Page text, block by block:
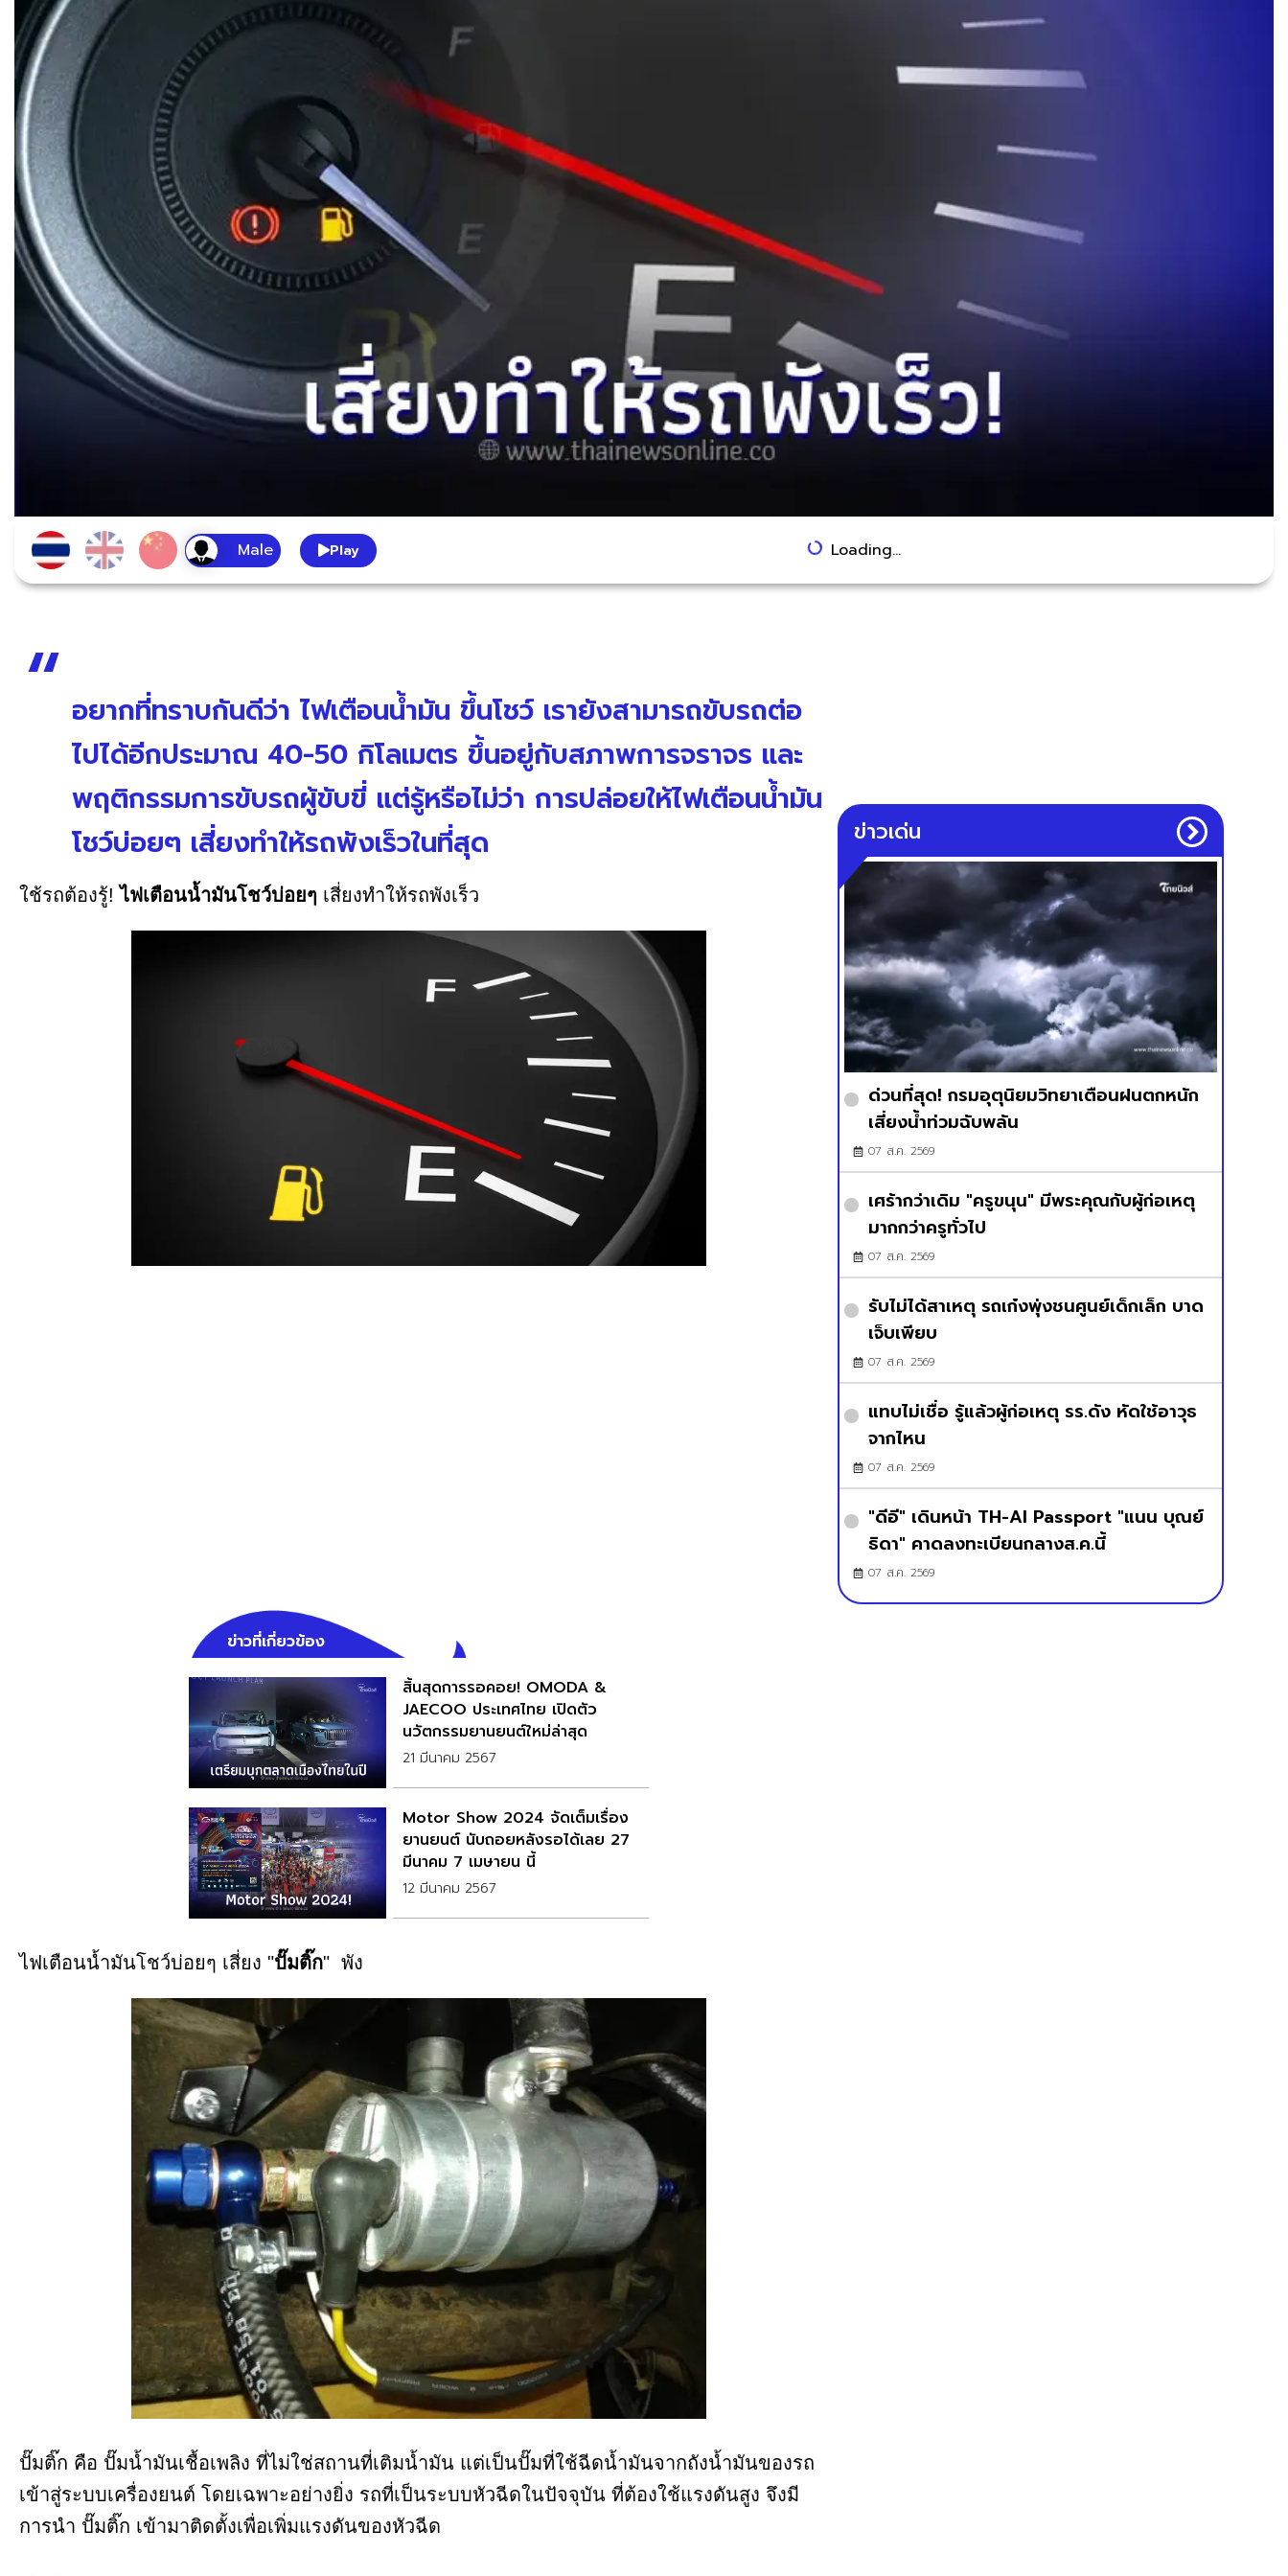
Play Loading...
อยากที่ทราบกันดีว่า ไฟเตือนน้ำมัน ขึ้นโชว์ เรายังสามารถขับรถต่อ
ไปได้อีกประมาณ 40-50 กิโลเมตร ขึ้นอยู่กับสภาพการจราจร และ
พฤติกรรมการขับรถผู้ขับขี่ แต่รู้หรือไม่ว่า การปล่อยให้ไฟเตือนน้ำมัน
โชว์บ่อยๆ เสี่ยงทำให้รถพังเร็วในที่สุด
ใช้รถต้องรู้!ไฟเตือนน้ำมันโชว์บ่อยๆ เสี่ยงทำให้รถพังเร็ว
ข่าวที่เกี่ยวข้อง
สิ้นสุดการรอคอย! OMODA &
JAECOO ประเทศไทย เปิดตัว
นวัตกรรมยานยนต์ใหม่ล่าสุด
21 มีนาคม 2567
Motor Show 2024 จัดเต็มเรื่อง
ยานยนต์ นับถอยหลังรอได้เลย 27
มีนาคม 7 เมษายน นี้
12 มีนาคม 2567
ไฟเตือนน้ำมันโชว์บ่อยๆ เสี่ยง "ปั๊มติ๊ก" พัง
ปั๊มติ๊ก คือ ปั๊มน้ำมันเชื้อเพลิง ที่ไม่ใช่สถานที่เติมน้ำมัน แต่เป็นปั๊มที่ใช้ฉีดน้ำมันจากถังน้ำมันของรถ
เข้าสู่ระบบเครื่องยนต์ โดยเฉพาะอย่างยิ่ง รถที่เป็นระบบหัวฉีดในปัจจุบัน ที่ต้องใช้แรงดันสูง จึงมี
การนำ ปั๊มติ๊ก เข้ามาติดตั้งเพื่อเพิ่มแรงดันของหัวฉีด
ข่าวเด่น
ด่วนที่สุด! กรมอุตุนิยมวิทยาเตือนฝนตกหนัก
เสี่ยงน้ำท่วมฉับพลัน
07 ส.ค. 2569
เศร้ากว่าเดิม "ครูขนุน" มีพระคุณกับผู้ก่อเหตุ
มากกว่าครูทั่วไป
07 ส.ค. 2569
รับไม่ได้สาเหตุ รถเก๋งพุ่งชนศูนย์เด็กเล็ก บาด
เจ็บเพียบ
07 ส.ค. 2569
แทบไม่เชื่อ รู้แล้วผู้ก่อเหตุ รร.ดัง หัดใช้อาวุธ
จากไหน
07 ส.ค. 2569
"ดีอี" เดินหน้า TH-AI Passport "แนน บุณย์
ธิดา" คาดลงทะเบียนกลางส.ค.นี้
07 ส.ค. 2569